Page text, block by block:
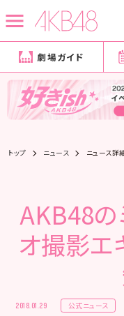
劇場ガイド
トップ ニュース ニュース詳
AKB48の
オ撮影エ
2018.01.29 公式ニュース